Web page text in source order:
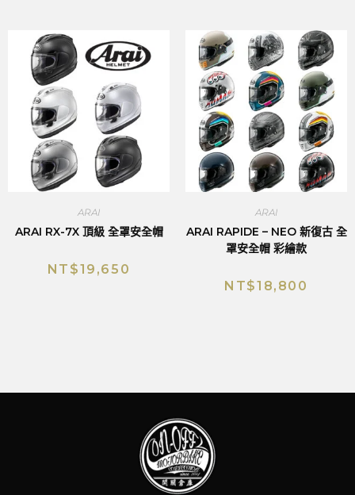
ARAI
ARAI RX-7X 頂級 全罩安全帽
NT$19,650
ARAI
ARAI RAPIDE – NEO 新復古 全
罩安全帽 彩繪款
NT$18,800